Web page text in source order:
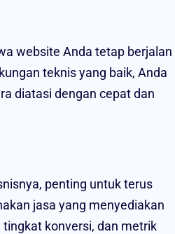
website Anda tetap berjalan
teknis yang baik, Anda
diatasi dengan cepat dan
penting untuk terus
jasa yang menyediakan
konversi, dan metrik